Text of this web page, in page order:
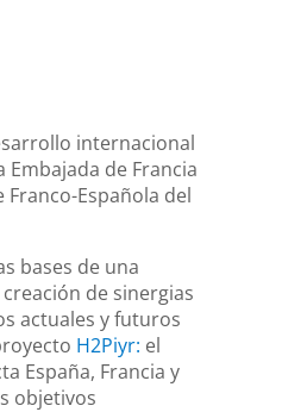
internacional
Embajada de Francia
Española del
bases de una
de sinergias
actuales y futuros
H2Piyr: el
España, Francia y
objetivos